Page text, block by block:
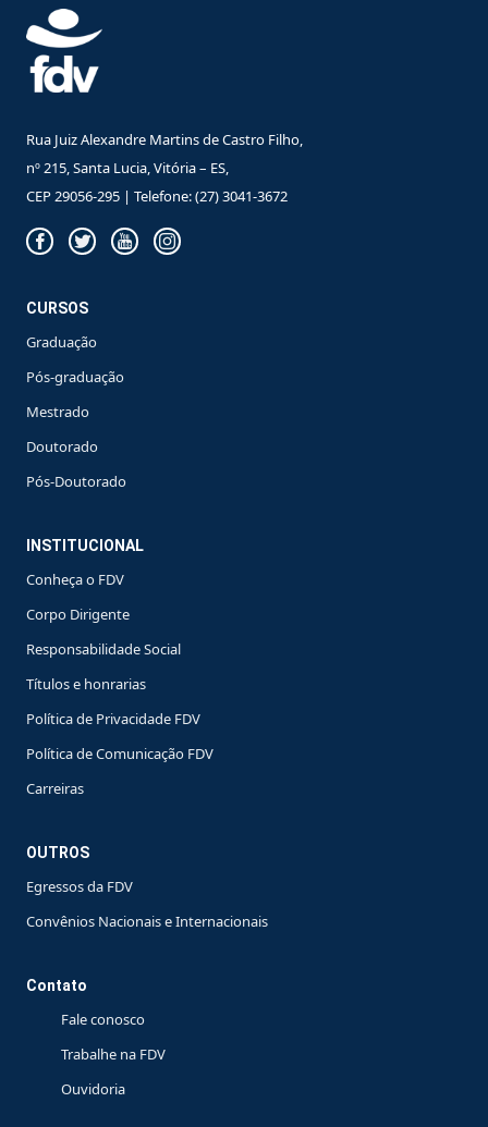
Rua Juiz Alexandre Martins de Castro Filho,
nº 215, Santa Lucia, Vitória – ES,
CEP 29056-295 | Telefone: (27) 3041-3672
CURSOS
Graduação
Pós-graduação
Mestrado
Doutorado
Pós-Doutorado
INSTITUCIONAL
Conheça o FDV
Corpo Dirigente
Responsabilidade Social
Títulos e honrarias
Política de Privacidade FDV
Política de Comunicação FDV
Carreiras
OUTROS
Egressos da FDV
Convênios Nacionais e Internacionais
Contato
Fale conosco
Trabalhe na FDV
Ouvidoria